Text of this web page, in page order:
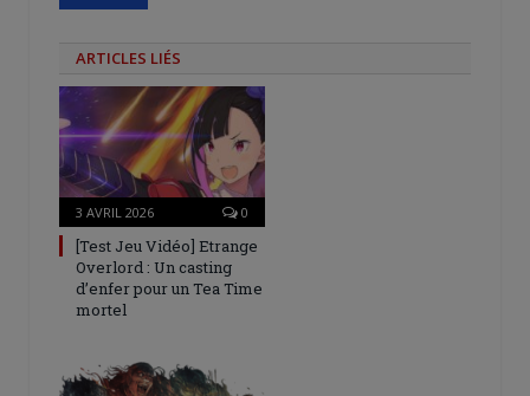
ARTICLES LIÉS
3 AVRIL 2026 0
[Test Jeu Vidéo] Etrange
Overlord : Un casting
d’enfer pour un Tea Time
mortel